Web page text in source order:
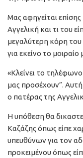
Μας αφηγείται
Αγγελική και τι του
μεγαλύτερη κόρη
για εκείνο το μοιραίο
«Κλείνει το
μας προσέχουν”.
ο πατέρας της
Η υπόθεση θα
Καζάζης όπως είπε
υπευθύνων για τον
προκειμένου όπως